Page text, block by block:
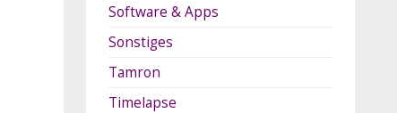
Software & Apps
Sonstiges
Tamron
Timelapse